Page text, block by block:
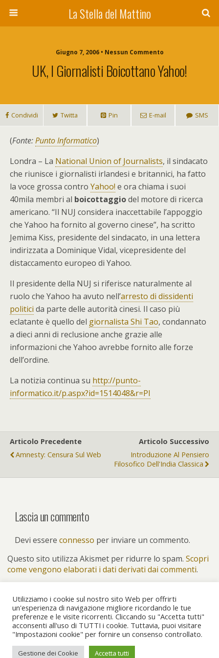
La Stella del Mattino
Giugno 7, 2006 • Nessun Commento
UK, I Giornalisti Boicottano Yahoo!
Condividi Twitta Pin E-mail SMS
(Fonte:Punto Informatico)
Londra – La National Union of Journalists, il sindacato
che riunisce i giornalisti irlandesi e britannici, ha fatto
la voce grossa contro Yahoo! e ora chiama i suoi
40mila membri al boicottaggiodel motore di ricerca
americano. “Il NUJ considera inaccettabile l’appoggio
che Yahoo ha fornito al governo cinese”, ha scritto
Jemima Kiss, presidente del sindacato, in una lettera
indirizzata a Dominique Vidal, vicepresidente del
distaccamento europeo di Yahoo.
Il presidente della NUJ si riferisce naturalmente al
ruolo che Yahoo ha avuto nell’arresto di dissidenti
politici da parte delle autorità cinesi. Il caso più
eclatante è quello del giornalista Shi Tao, condannato
a dieci anni di reclusione anche grazie alle
informazioni che Yahoo avrebbe fornito alle forze
dell’ordine.
La notizia continua su http://punto-
informatico.it/p.aspx?id=1514048&r=PI
Articolo Precedente
Amnesty: Censura Sul Web
Articolo Successivo
Introduzione Al Pensiero
Filosofico Dell'India Classica
Lascia un commento
Devi essere connesso per inviare un commento.
Questo sito utilizza Akismet per ridurre lo spam. Scopri
come vengono elaborati i dati derivati dai commenti.
Torna su
Dispositivo Portatile Pc Desktop
Utilizziamo i cookie sul nostro sito Web per offrirti
un'esperienza di navigazione migliore ricordando le tue
preferenze e le visite ricorrenti. Cliccando su "Accetta tutti"
acconsenti all'uso di TUTTI i cookie. Tuttavia, puoi visitare
"Impostazioni cookie" per fornire un consenso controllato.
Gestione dei Cookie Accetta tutti